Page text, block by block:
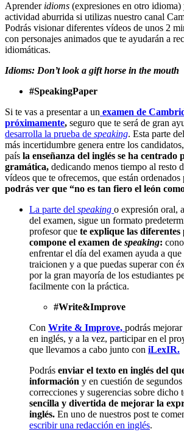
Aprenderidioms (expresiones en otro idioma)
actividad aburrida si utilizas nuestro canal
Podrás visionar diferentes vídeos de unos 2
con personajes animados que te ayudarán a
idiomáticas.
Idioms: Don’t look a gift horse in the mouth
#SpeakingPaper
Si te vas a presentar a un examen de
próximamente, seguro que te será de gran
desarrolla la prueba de speaking. Esta parte
más incertidumbre genera entre los
país la enseñanza del inglés se ha centrado
gramática, dedicando menos tiempo al resto
vídeos que te ofrecemos, que están
podrás ver que “no es tan fiero el león
La parte del speaking o expresión oral,
del examen, sigue un formato
profesor que te explique las diferentes
compone el examen de speaking:
enfrentar el día del examen ayuda a
traicionen y a que puedas superar con
por la gran mayoría de los estudiantes
facilmente con la práctica.
#Write&Improve
Con Write & Improve, podrás
en inglés, y a la vez, participar en el
que llevamos a cabo junto con iLexIR.
Podrás enviar el texto en inglés del
información y en cuestión de
correcciones y sugerencias sobre dicho
sencilla y divertida de mejorar la
inglés. En uno de nuestros post te
escribir una redacción en inglés.